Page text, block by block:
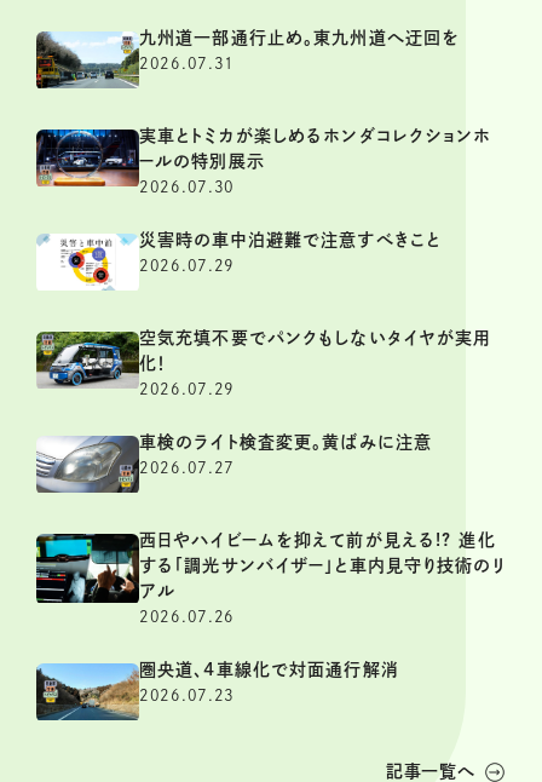
九州道一部通行止め。東九州道へ迂回を
2026.07.31
実車とトミカが楽しめるホンダコレクションホ
ールの特別展示
2026.07.30
災害時の車中泊避難で注意すべきこと
2026.07.29
空気充填不要でパンクもしないタイヤが実用
化！
2026.07.29
車検のライト検査変更。黄ばみに注意
2026.07.27
西日やハイビームを抑えて前が見える!? 進化
する「調光サンバイザー」と車内見守り技術のリ
アル
2026.07.26
圏央道、4車線化で対面通行解消
2026.07.23
記事一覧へ